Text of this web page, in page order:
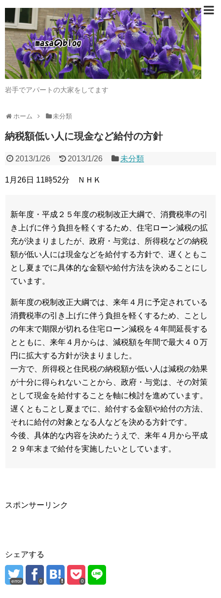
岩手でアパートの大家をしてます
ホーム 未分類
納税額低い人に現金など給付の方針
2013/1/26 2013/1/26 未分類
1月26日 11時52分 ＮＨＫ
新年度・平成２５年度の税制改正大綱で、消費税率の引
き上げに伴う負担を軽くするため、住宅ローン減税の拡
充が決まりましたが、政府・与党は、所得税などの納税
額が低い人には現金などを給付する方針で、遅くともこ
とし夏までに具体的な金額や給付方法を決めることにし
ています。
新年度の税制改正大綱では、来年４月に予定されている
消費税率の引き上げに伴う負担を軽くするため、ことし
の年末で期限が切れる住宅ローン減税を４年間延長する
とともに、来年４月からは、減税額を年間で最大４０万
円に拡大する方針が決まりました。
一方で、所得税と住民税の納税額が低い人は減税の効果
が十分に得られないことから、政府・与党は、その対策
として現金を給付することを軸に検討を進めています。
遅くともことし夏までに、給付する金額や給付の方法、
それに給付の対象となる人などを決める方針です。
今後、具体的な内容を決めたうえで、来年４月から平成
２９年末まで給付を実施したいとしています。
スポンサーリンク
シェアする
error 0 0